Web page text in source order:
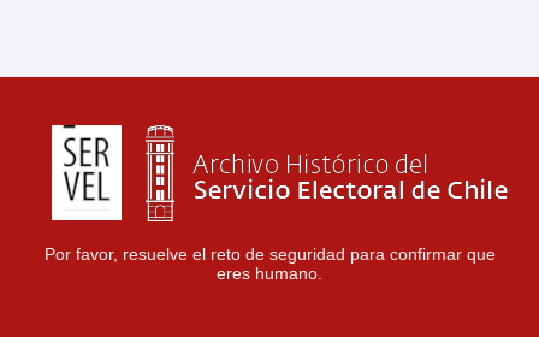
Por favor, resuelve el reto de seguridad para confirmar que
eres humano.